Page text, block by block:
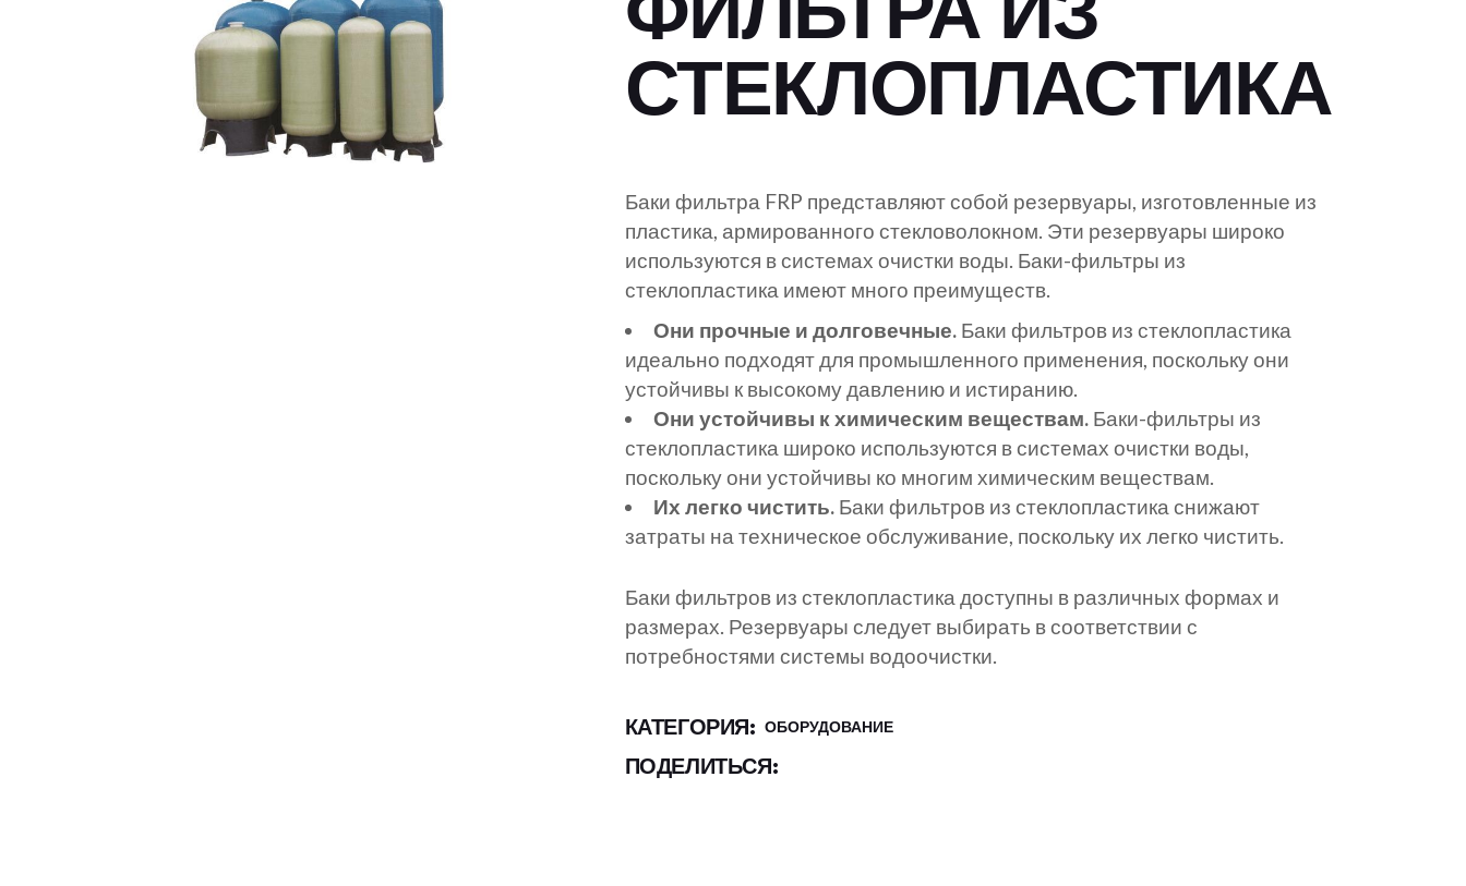
промышленность
Сельскохозяйственная
промышленность
Фармацевтическая
Химическая
промышленность
Индустрия туризма
Текстильная
промышленность
промышленность
Пищевая
промышленность и
производство напитков
Автомобильная
промышленность
Системы очистки речной
Системы очистки
родниковой воды
воды
Системы регенерации
сточных вод
Системы очистки серой
Текстильная
промышленность
Оборонная
промышленность
Пищевая
Автомобильная
промышленность
Системы очистки серой
воды
СТЕКЛОПЛАСТИКА
Баки фильтра FRP представляют собой резервуары, изготовленные из
пластика, армированного стекловолокном. Эти резервуары широко
используются в системах очистки воды. Баки-фильтры из
стеклопластика имеют много преимуществ.
Они прочные и долговечные.Баки фильтров из стеклопластика
идеально подходят для промышленного применения, поскольку они
устойчивы к высокому давлению и истиранию.
Они устойчивы к химическим веществам.Баки-фильтры из
стеклопластика широко используются в системах очистки воды,
поскольку они устойчивы ко многим химическим веществам.
Их легко чистить.Баки фильтров из стеклопластика снижают
затраты на техническое обслуживание, поскольку их легко чистить.
Баки фильтров из стеклопластика доступны в различных формах и
размерах. Резервуары следует выбирать в соответствии с
потребностями системы водоочистки.
КАТЕГОРИЯ: ОБОРУДОВАНИЕ
ПОДЕЛИТЬСЯ: